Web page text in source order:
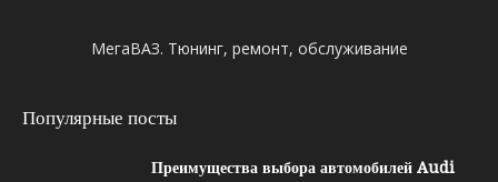
МегаВАЗ. Тюнинг, ремонт, обслуживание
Популярные посты
Преимущества выбора автомобилей Audi